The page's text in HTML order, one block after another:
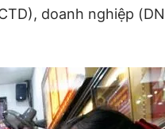
doanh nghiệp